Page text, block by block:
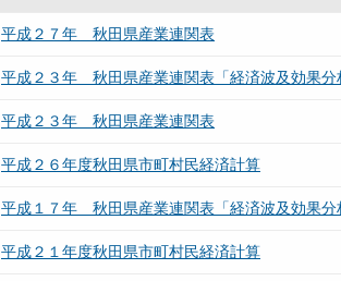
平成２７年 秋田県産業連関表
平成２３年 秋田県産業連関表「経済波及効果分
平成２３年 秋田県産業連関表
平成２６年度秋田県市町村民経済計算
平成１７年 秋田県産業連関表「経済波及効果分
平成２１年度秋田県市町村民経済計算